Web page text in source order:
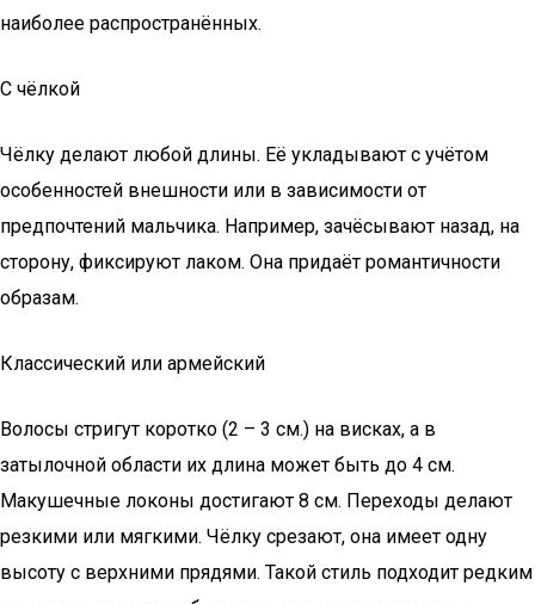
наиболее распространённых.
С чёлкой
Чёлку делают любой длины. Её укладывают с учётом
особенностей внешности или в зависимости от
предпочтений мальчика. Например, зачёсывают назад, на
сторону, фиксируют лаком. Она придаёт романтичности
образам.
Классический или армейский
Волосы стригут коротко (2 – 3 см.) на висках, а в
затылочной области их длина может быть до 4 см.
Макушечные локоны достигают 8 см. Переходы делают
резкими или мягкими. Чёлку срезают, она имеет одну
высоту с верхними прядями. Такой стиль подходит редким